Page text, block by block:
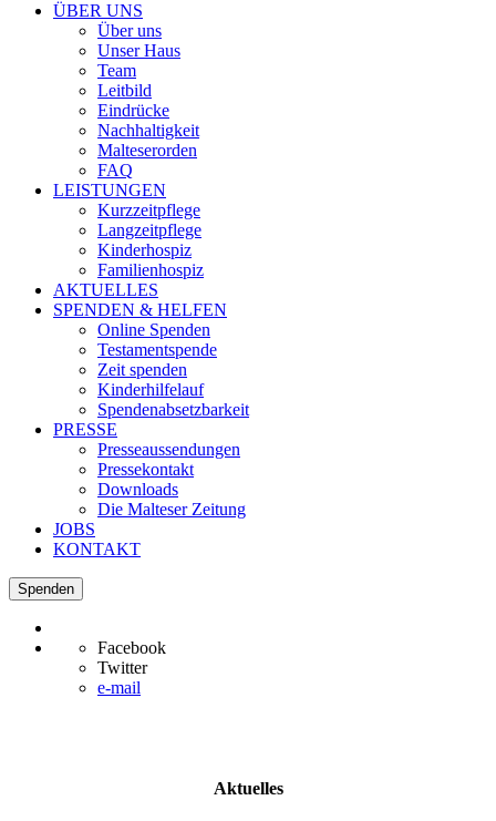
ÜBER UNS
Über uns
Unser Haus
Team
Leitbild
Eindrücke
Nachhaltigkeit
Malteserorden
FAQ
LEISTUNGEN
Kurzzeitpflege
Langzeitpflege
Kinderhospiz
Familienhospiz
AKTUELLES
SPENDEN & HELFEN
Online Spenden
Testamentspende
Zeit spenden
Kinderhilfelauf
Spendenabsetzbarkeit
PRESSE
Presseaussendungen
Pressekontakt
Downloads
Die Malteser Zeitung
JOBS
KONTAKT
Spenden
Facebook
Twitter
e-mail
Aktuelles